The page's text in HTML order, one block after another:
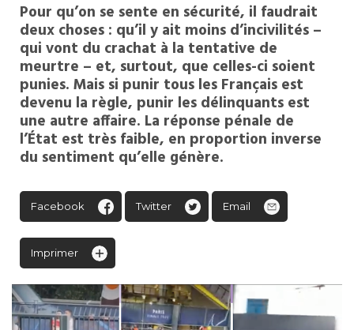
Pour qu’on se sente en sécurité, il faudrait
deux choses : qu’il y ait moins d’incivilités –
qui vont du crachat à la tentative de
meurtre – et, surtout, que celles-ci soient
punies. Mais si punir tous les Français est
devenu la règle, punir les délinquants est
une autre affaire. La réponse pénale de
l’État est très faible, en proportion inverse
du sentiment qu’elle génère.
Facebook Twitter Email
Imprimer